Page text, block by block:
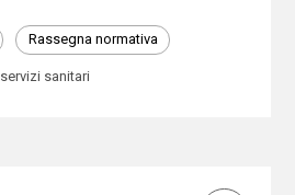
Rassegna normativa
servizi sanitari